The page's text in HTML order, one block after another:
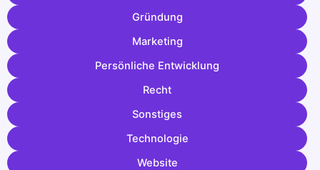
Gründung
Marketing
Persönliche Entwicklung
Recht
Sonstiges
Technologie
Website